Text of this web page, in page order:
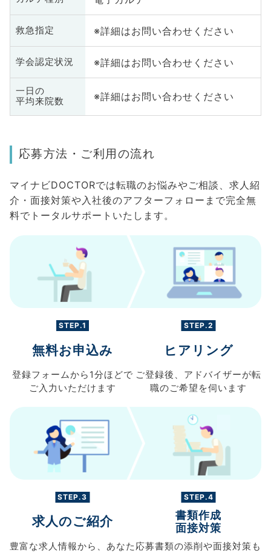
救急指定 ※詳細はお問い合わせください
学会認定状況 ※詳細はお問い合わせください
一日の
平均来院数
※詳細はお問い合わせください
応募方法・ご利用の流れ
マイナビDOCTORでは転職のお悩みやご相談、求人紹
介・面接対策や入社後のアフターフォローまで完全無
料でトータルサポートいたします。
STEP.1
無料お申込み
登録フォームから 1分ほどで
ご入力 いただけます
STEP.2
ヒアリング
ご登録後、 アドバイザーが転
職のご希望を伺います
STEP.3
求人のご紹介
豊富な求人情報から、 あなた
STEP.4
書類作成
面接対策
応募書類の添削や面接対策も